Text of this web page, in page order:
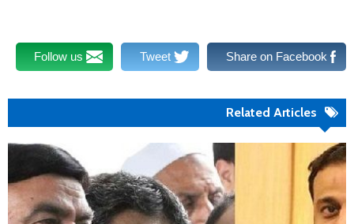
Share on Facebook
Tweet
Follow us
Related Articles